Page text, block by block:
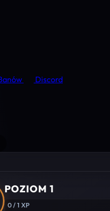
Discord
POZIOM 1
0 / 1 XP